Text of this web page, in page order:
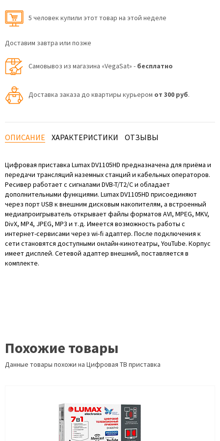
5 человек купили этот товар на этой неделе
Доставим завтра или позже
Самовывоз из магазина «VegaSat» - бесплатно
Доставка заказа до квартиры курьером от 300 руб.
ОПИСАНИЕ ХАРАКТЕРИСТИКИ ОТЗЫВЫ
Цифровая приставка Lumax DV1105HD предназначена для приёма и
передачи трансляций наземных станций и кабельных операторов.
Ресивер работает с сигналами DVB-T/T2/C и обладает
дополнительными функциями. Lumax DV1105HD присоединяют
через порт USB к внешним дисковым накопителям, а встроенный
медиапроигрыватель открывает файлы форматов AVI, MPEG, MKV,
DivX, MP4, JPEG, MP3 и т.д. Имеется возможность работы с
интернет-сервисами через wi-fi адаптер. После подключения к
сети становятся доступными онлайн-кинотеатры, YouTube. Корпус
имеет дисплей. Сетевой адаптер внешний, поставляется в
комплекте.
Похожие товары
Данные товары похожи на Цифровая ТВ приставка